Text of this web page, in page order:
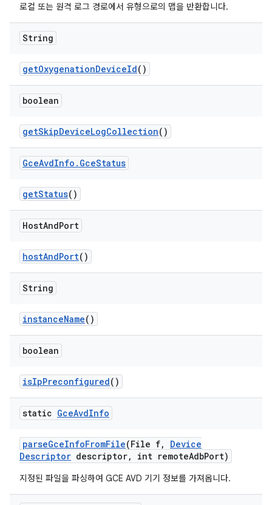
로컬 또는 원격 로그 경로에서 유형으로의 맵을 반환합니다.
String
getOxygenationDeviceId()
boolean
getSkipDeviceLogCollection()
GceAvdInfo . GceStatus
getStatus()
HostAndPort
hostAndPort()
String
instanceName()
boolean
isIpPreconfigured()
static GceAvdInfo
parseGceInfoFromFile(File f,
Device
Descriptor descriptor, int remoteAdbPort)
지정된 파일을 파싱하여 GCE AVD 기기 정보를 가져옵니다.